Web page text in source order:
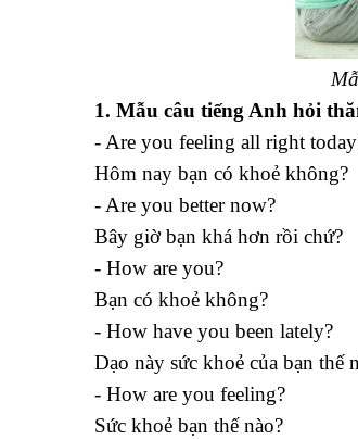
1. Mẫu câu tiếng Anh hỏi
- Are you feeling all right
Hôm nay bạn có khoẻ không?
- Are you better now?
Bây giờ bạn khá hơn rồi chứ?
- How are you?
Bạn có khoẻ không?
- How have you been lately?
Dạo này sức khoẻ của bạn thế
- How are you feeling?
Sức khoẻ bạn thế nào?